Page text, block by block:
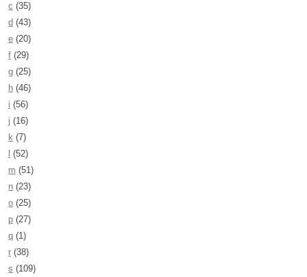
c (35)
d (43)
e (20)
f (29)
g (25)
h (46)
i (56)
j (16)
k (7)
(52)
m (51)
n (23)
o (25)
p (27)
q (1)
r (38)
s (109)